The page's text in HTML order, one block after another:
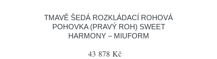
TMAVĚ ŠEDÁ ROZKLÁDACÍ ROHOVÁ
POHOVKA (PRAVÝ ROH) SWEET
HARMONY – MIUFORM
43 878 Kč